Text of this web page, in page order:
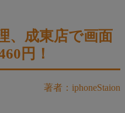
、成東店で画面
円！
著者：iphoneStaion